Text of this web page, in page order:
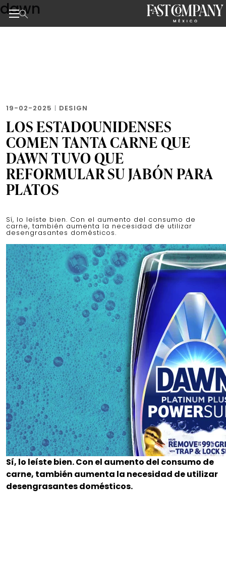
Skip
to
the
dawn
19-02-2025 | DESIGN
LOS ESTADOUNIDENSES
COMEN TANTA CARNE QUE
DAWN TUVO QUE
REFORMULAR SU JABÓN PARA
PLATOS
Sí, lo leíste bien. Con el aumento del consumo de
carne, también aumenta la necesidad de utilizar
desengrasantes domésticos.
Sí, lo leíste bien. Con el aumento del consumo de
carne, también aumenta la necesidad de utilizar
desengrasantes domésticos.